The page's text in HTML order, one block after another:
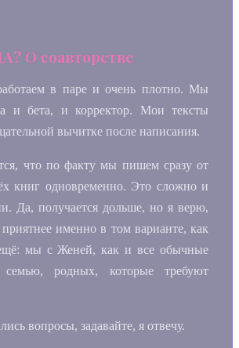
О соавторстве
в паре и очень плотно. Мы
и бета, и корректор. Мои тексты
вычитке после написания.
что по факту мы пишем сразу от
книг одновременно. Это сложно и
Да, получается дольше, но я верю,
приятнее именно в том варианте, как
мы с Женей, как и все обычные
родных, которые требуют
вопросы, задавайте, я отвечу.